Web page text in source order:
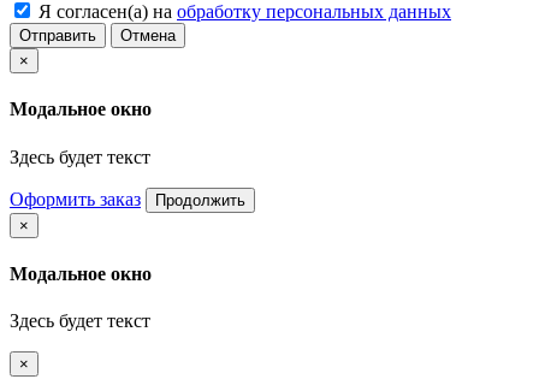
Я согласен(а) на обработку персональных данных
Отправить
Отмена
×
Модальное окно
Здесь будет текст
Оформить заказ
Продолжить
×
Модальное окно
Здесь будет текст
×